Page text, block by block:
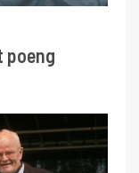
poeng